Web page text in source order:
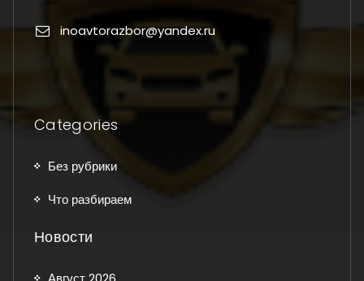
inoavtorazbor@yandex.ru
Categories
Без рубрики
Что разбираем
Новости